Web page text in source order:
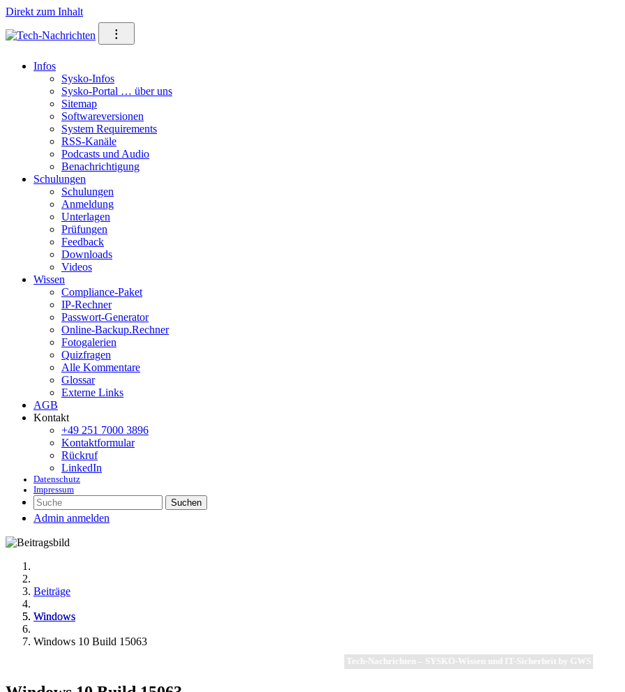
Direkt zum Inhalt
⁝
Infos
Sysko-Infos
Sysko-Portal … über uns
Sitemap
Softwareversionen
System Requirements
RSS-Kanäle
Podcasts und Audio
Benachrichtigung
Schulungen
Schulungen
Anmeldung
Unterlagen
Prüfungen
Feedback
Downloads
Videos
Wissen
Compliance-Paket
IP-Rechner
Passwort-Generator
Online-Backup.Rechner
Fotogalerien
Quizfragen
Alle Kommentare
Glossar
Externe Links
AGB
Kontakt
+49 251 7000 3896
Kontaktformular
Rückruf
LinkedIn
Datenschutz
Impressum
Suchen
Admin anmelden
Beiträge
Windows
Windows 10 Build 15063
Tech-Nachrichten – SYSKO-Wissen und IT-Sicherheit by GWS